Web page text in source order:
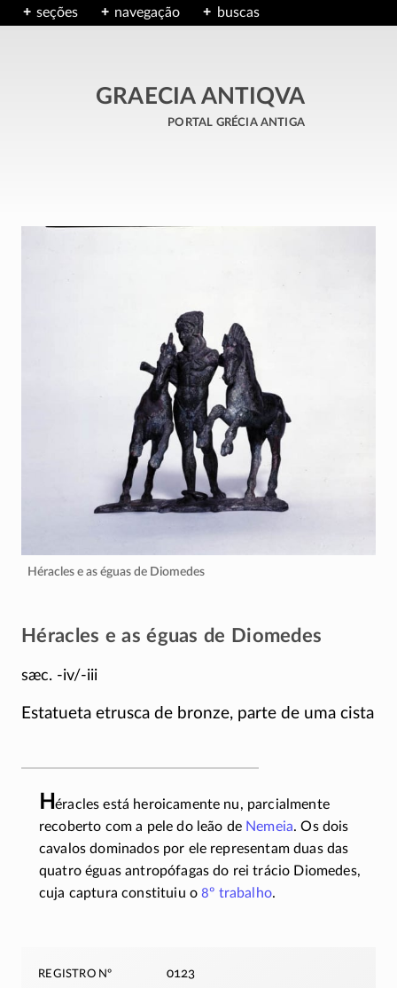
seções navegação buscas
GRAECIA ANTIQVA
portal grécia antiga
Héracles e as éguas de Diomedes
Héracles e as éguas de Diomedes
sæc. -iv/-iii
Estatueta etrusca de bronze, parte de uma cista
Héracles está heroicamente nu, parcialmente
recoberto com a pele do leão de Nemeia. Os dois
cavalos dominados por ele representam duas das
quatro éguas antropófagas do rei trácio Diomedes,
cuja captura constituiu o8º trabalho.
registro nº 0123